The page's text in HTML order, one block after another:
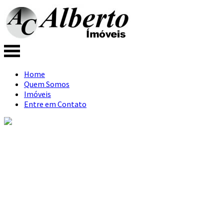
Home
Quem Somos
Imóveis
Entre em Contato